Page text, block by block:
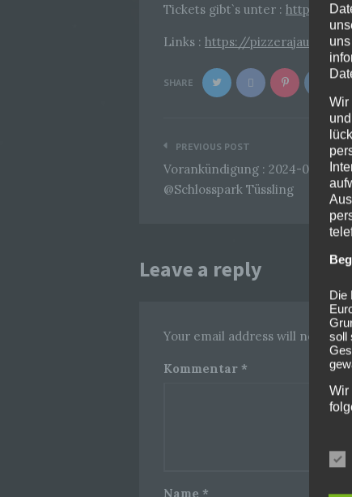
Tickets gibt`s unter : https://
Links : https://pizzerajaus.com/
SHARE
Beitragsnavigation
PREVIOUS POST
Vorankündigung : 2024-07-26
@Schlosspark Tüssling
Leave a reply
Your email address will not be
Kommentar *
Name *
Wir
Die
soll
Wir